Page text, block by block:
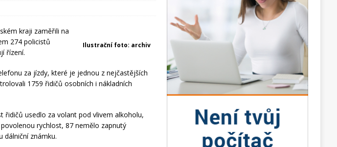
Ilustrační foto: archiv
kraji zaměřili na
274 policistů
řízení.
za jízdy, které je jednou z nejčastějších
1759 řidičů osobních i nákladních
řidičů usedlo za volant pod vlivem alkoholu,
rychlost, 87 nemělo zapnutý
dálniční známku.